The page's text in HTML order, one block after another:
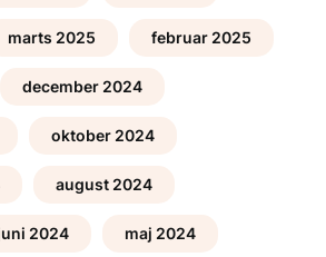
marts 2025 februar 2025
december 2024
oktober 2024
august 2024
2024 maj 2024